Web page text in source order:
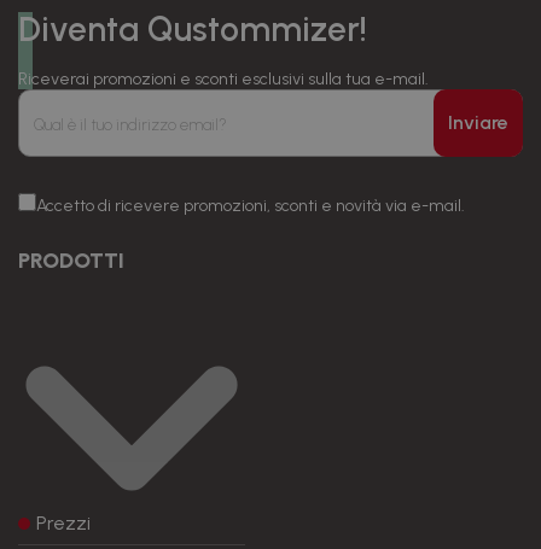
Diventa Qustommizer!
Riceverai promozioni e sconti esclusivi sulla tua e-mail.
Inviare
Accetto di ricevere promozioni, sconti e novità via e-mail.
PRODOTTI
Prezzi